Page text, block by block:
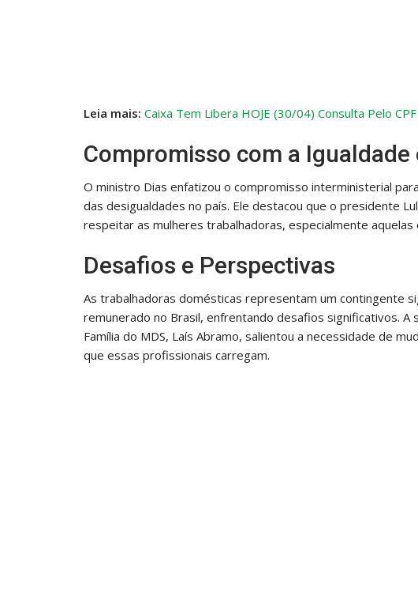
Leia mais: Caixa Tem Libera HOJE (30/04) Consulta Pelo
Compromisso com a Igualdade
O ministro Dias enfatizou o compromisso interministerial
das desigualdades no país. Ele destacou que o presidente
respeitar as mulheres trabalhadoras, especialmente
Desafios e Perspectivas
As trabalhadoras domésticas representam um contingente
remunerado no Brasil, enfrentando desafios significativos. A
Família do MDS, Laís Abramo, salientou a necessidade de
que essas profissionais carregam.